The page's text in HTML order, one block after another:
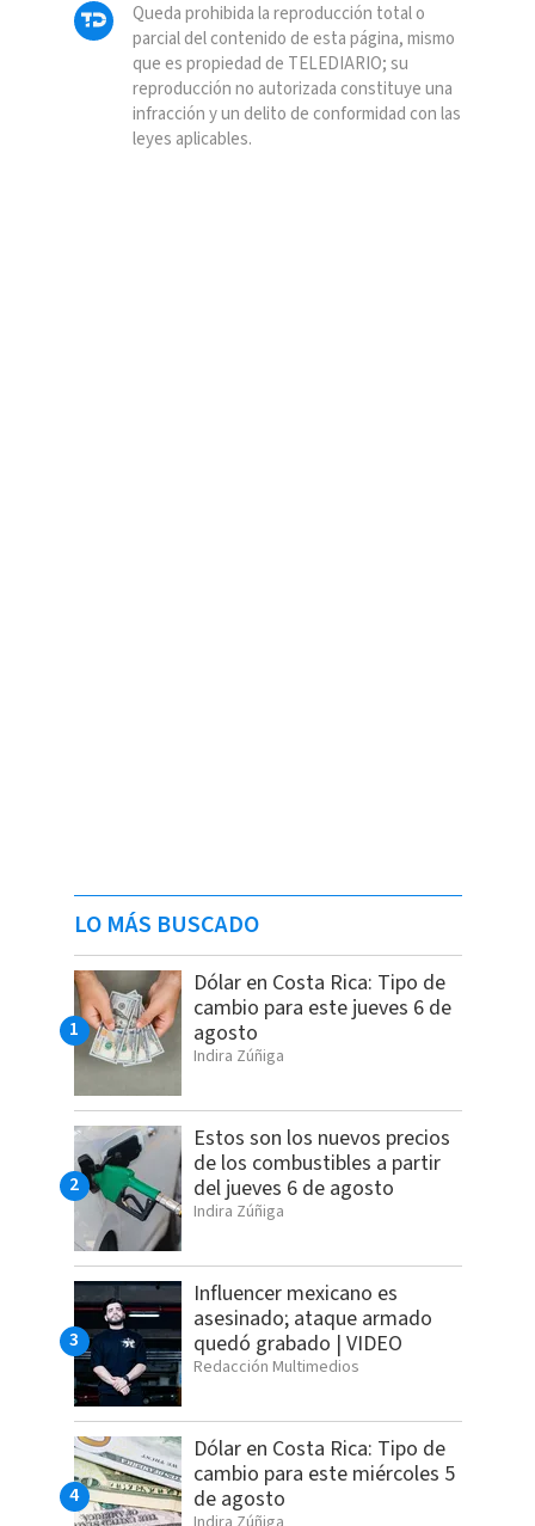
Queda prohibida la reproducción total o
parcial del contenido de esta página, mismo
que es propiedad de TELEDIARIO; su
reproducción no autorizada constituye una
infracción y un delito de conformidad con las
leyes aplicables.
LO MÁS BUSCADO
Dólar en Costa Rica: Tipo de
cambio para este jueves 6 de
agosto
Indira Zúñiga
Estos son los nuevos precios
de los combustibles a partir
del jueves 6 de agosto
Indira Zúñiga
Influencer mexicano es
asesinado; ataque armado
quedó grabado | VIDEO
Redacción Multimedios
Dólar en Costa Rica: Tipo de
cambio para este miércoles 5
de agosto